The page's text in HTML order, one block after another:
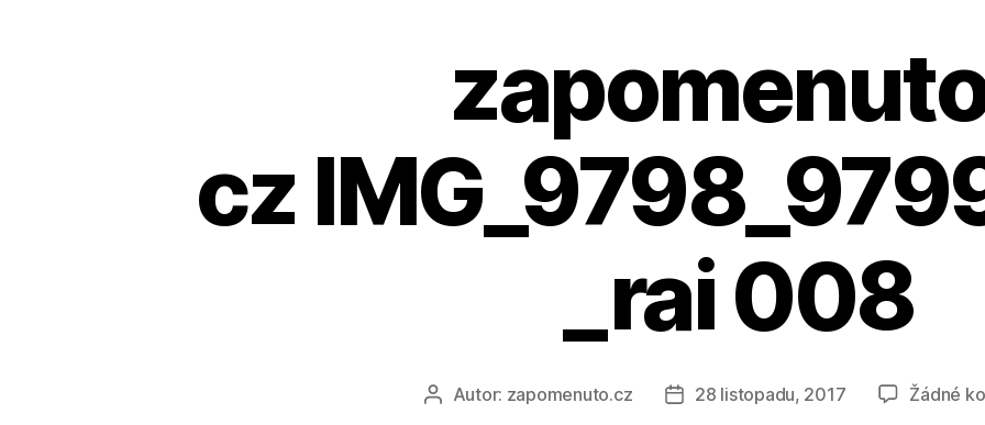
cz
_rai 008
AutorAutor: zapomenuto.cz
Datum
28 listopadu, 2017 Žádné